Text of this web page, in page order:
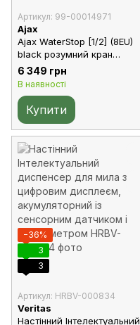
Артикул: 99-00014971
Ajax
Ajax WaterStop [1/2] (8EU)
black розумний кран
Антипотоп-система
6 349 грн
В наявності
Купити
−36%
3
3
Артикул: HRBV-000834
Veritas
Настінний Інтелектуальний